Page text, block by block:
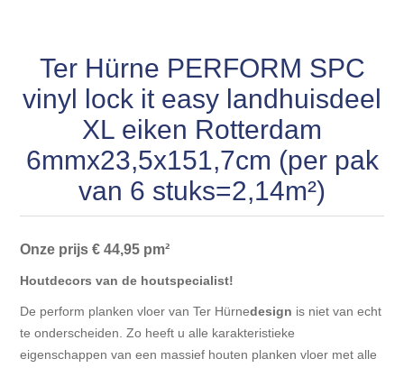
Gevelbekleding Fazawood
Gevelbekleding Woodritch
Gevelbekleding sioo:x & radiata-pine vulcan concept
Gevel-en dakrand bekleding Novalit outdoor® made by
Gevelbekleding HDM outdoor ® weersbestendige
massief click 'N screw gevelpanelen
fineerparket
Ondervloeren/toebehoren voor SPC vinyl vloeren
Aluminium profielen
Vloeren legservice door professionals
Lijstwerk & Profielen en toebehoren
Ter Hürne PERFORM SPC
vinyl lock it easy landhuisdeel
XL eiken Rotterdam
6mmx23,5x151,7cm (per pak
van 6 stuks=2,14m²)
Onze prijs € 44,95 pm²
Houtdecors van de houtspecialist!
De perform planken vloer van Ter Hürnedesign is niet van echt
te onderscheiden. Zo heeft u alle karakteristieke
eigenschappen van een massief houten planken vloer met alle